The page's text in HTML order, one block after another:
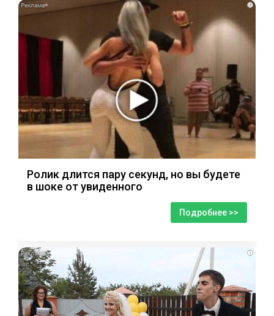
i
Ролик длится пару секунд, но вы будете
в шоке от увиденного
Подробнее >>
i